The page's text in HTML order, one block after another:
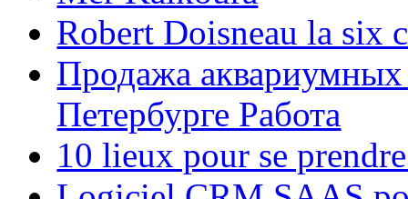
Robert Doisneau la six
Продажа аквариумных
Петербурге Работа
10 lieux pour se